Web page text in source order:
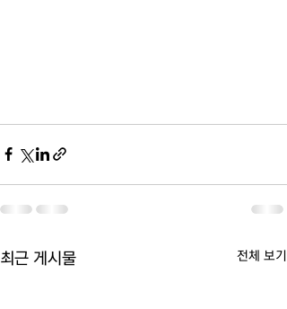
최근 게시물 전체 보기